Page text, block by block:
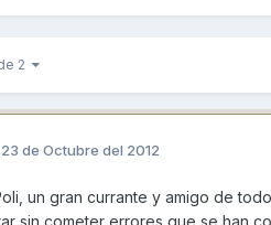
2
23 de Octubre del 2012
un gran currante y amigo de